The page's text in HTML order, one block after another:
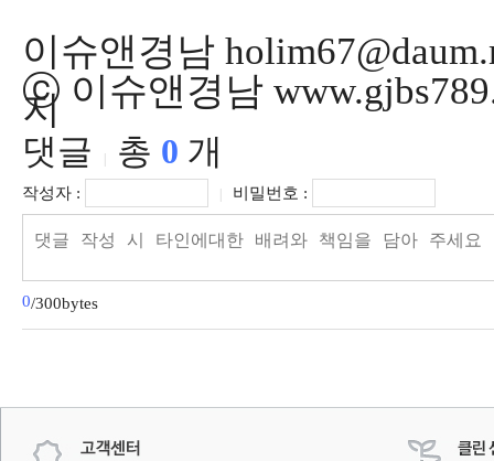
이슈앤경남
ⓒ 이슈앤경남
지
댓글 총 0 개
작성자 : 비밀번호 :
0/300bytes